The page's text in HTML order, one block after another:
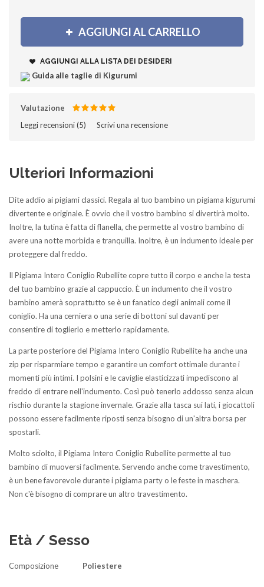
AGGIUNGI AL CARRELLO
AGGIUNGI ALLA LISTA DEI DESIDERI
Guida alle taglie di Kigurumi
Valutazione
Leggi recensioni (5)‎ Scrivi una recensione
Ulteriori Informazioni
Dite addio ai pigiami classici. Regala al tuo bambino un pigiama kigurumi
divertente e originale. È ovvio che il vostro bambino si divertirà molto.
Inoltre, la tutina è fatta di flanella, che permette al vostro bambino di
avere una notte morbida e tranquilla. Inoltre, è un indumento ideale per
proteggere dal freddo.
Il Pigiama Intero Coniglio Rubellite copre tutto il corpo e anche la testa
del tuo bambino grazie al cappuccio. È un indumento che il vostro
bambino amerà soprattutto se è un fanatico degli animali come il
coniglio. Ha una cerniera o una serie di bottoni sul davanti per
consentire di toglierlo e metterlo rapidamente.
La parte posteriore del Pigiama Intero Coniglio Rubellite ha anche una
zip per risparmiare tempo e garantire un comfort ottimale durante i
momenti più intimi. I polsini e le caviglie elasticizzati impediscono al
freddo di entrare nell'indumento. Così può tenerlo addosso senza alcun
rischio durante la stagione invernale. Grazie alla tasca sui lati, i giocattoli
possono essere facilmente riposti senza bisogno di un'altra borsa per
spostarli.
Molto sciolto, il Pigiama Intero Coniglio Rubellite permette al tuo
bambino di muoversi facilmente. Servendo anche come travestimento,
è un bene favorevole durante i pigiama party o le feste in maschera.
Non c'è bisogno di comprare un altro travestimento.
Età / Sesso
Composizione Poliestere